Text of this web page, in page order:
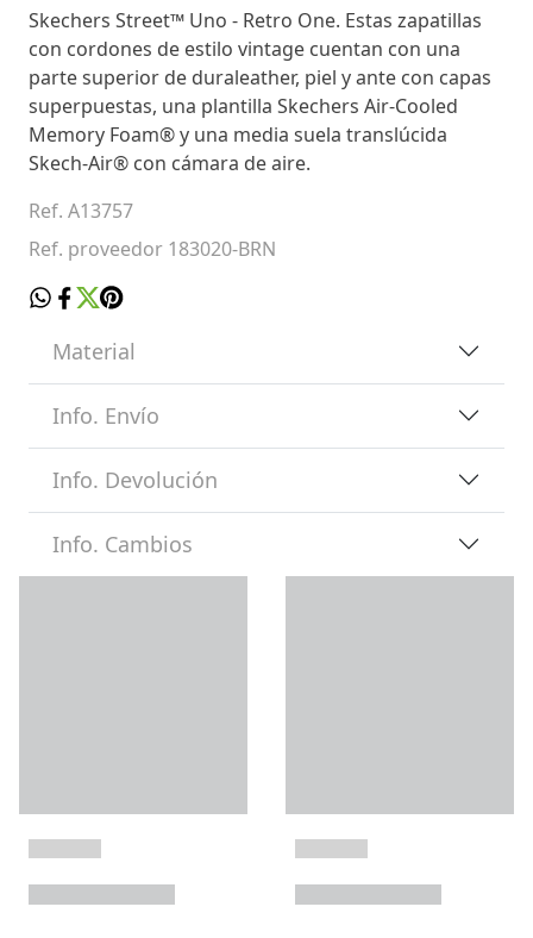
Skechers Street™ Uno - Retro One. Estas zapatillas
con cordones de estilo vintage cuentan con una
parte superior de duraleather, piel y ante con capas
superpuestas, una plantilla Skechers Air-Cooled
Memory Foam® y una media suela translúcida
Skech-Air® con cámara de aire.
Ref. A13757
Ref. proveedor 183020-BRN
Material
Info. Envío
Info. Devolución
Info. Cambios